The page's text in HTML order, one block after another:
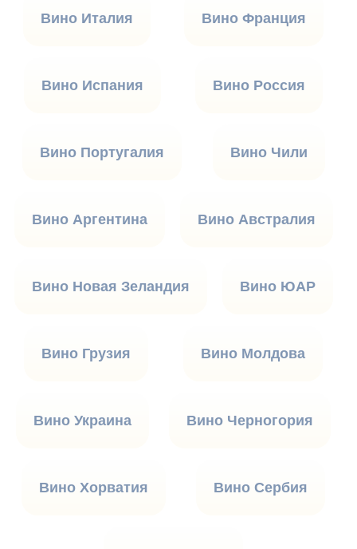
Вино Италия Вино Франция
Вино Испания Вино Россия
Вино Португалия Вино Чили
Вино Аргентина Вино Австралия
Вино Новая Зеландия Вино ЮАР
Вино Грузия Вино Молдова
Вино Украина Вино Черногория
Вино Хорватия Вино Сербия